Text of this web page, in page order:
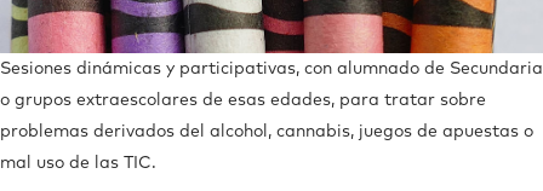
Sesiones dinámicas y participativas, con alumnado de Secundaria
o grupos extraescolares de esas edades, para tratar sobre
problemas derivados del alcohol, cannabis, juegos de apuestas o
mal uso de las TIC.